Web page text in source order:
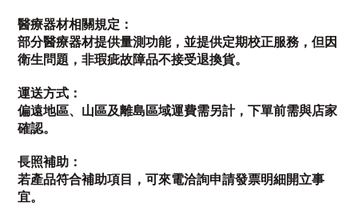
醫療器材相關規定：
部分醫療器材提供量測功能，並提供定期校正服務，但因
衛生問題，非瑕疵故障品不接受退換貨。
運送方式：
偏遠地區、山區及離島區域運費需另計，下單前需與店家
確認。
長照補助：
若產品符合補助項目，可來電洽詢申請發票明細開立事
宜。